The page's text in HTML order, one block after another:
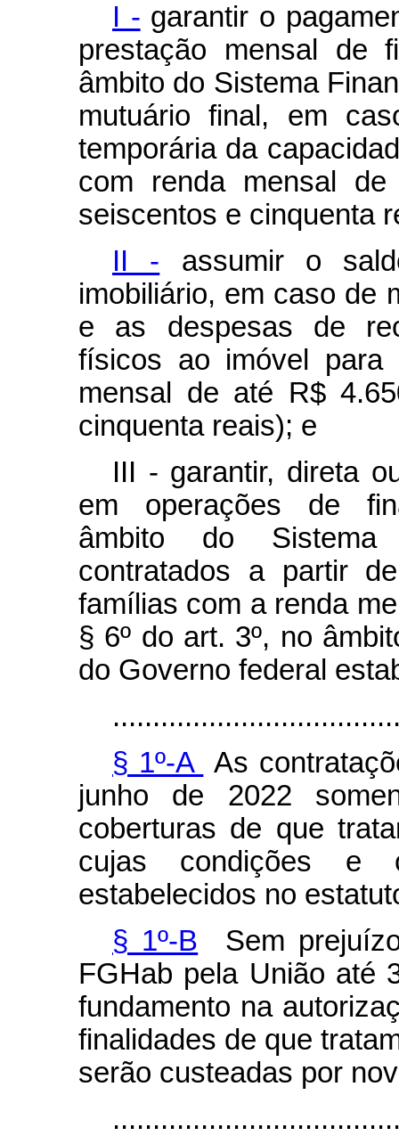
I - garantir o
prestação mensal de
âmbito do Sistema
mutuário final, em
temporária da
com renda mensal
seiscentos e cinquenta
II - assumir o
imobiliário, em caso de
e as despesas de
físicos ao imóvel para
mensal de até R$
cinquenta reais); e
III - garantir, direta
em operações de
âmbito do Sistema
contratados a partir
famílias com a renda
§ 6º do art. 3º, no
do Governo federal
§ 1º-A As
junho de 2022
coberturas de que
cujas condições e
estabelecidos no
§ 1º-B Sem
FGHab pela União até
fundamento na
finalidades de que
serão custeadas por